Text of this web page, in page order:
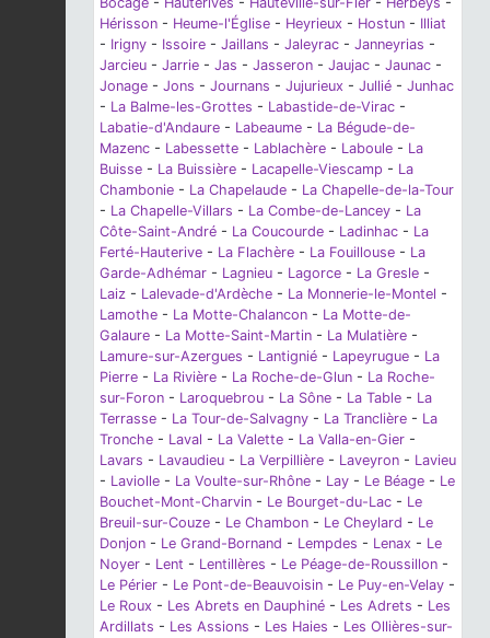
Hérisson - Heume-l'Église - Heyrieux - Hostun - Illiat
- Irigny - Issoire - Jaillans - Jaleyrac - Janneyrias -
Jarcieu - Jarrie - Jas - Jasseron - Jaujac - Jaunac -
Jonage - Jons - Journans - Jujurieux - Jullié - Junhac
- La Balme-les-Grottes - Labastide-de-Virac -
Labatie-d'Andaure - Labeaume - La Bégude-de-
Mazenc - Labessette - Lablachère - Laboule - La
Buisse - La Buissière - Lacapelle-Viescamp - La
Chambonie - La Chapelaude - La Chapelle-de-la-Tour
- La Chapelle-Villars - La Combe-de-Lancey - La
Côte-Saint-André - La Coucourde - Ladinhac - La
Ferté-Hauterive - La Flachère - La Fouillouse - La
Garde-Adhémar - Lagnieu - Lagorce - La Gresle -
Laiz - Lalevade-d'Ardèche - La Monnerie-le-Montel -
Lamothe - La Motte-Chalancon - La Motte-de-
Galaure - La Motte-Saint-Martin - La Mulatière -
Lamure-sur-Azergues - Lantignié - Lapeyrugue - La
Pierre - La Rivière - La Roche-de-Glun - La Roche-
sur-Foron - Laroquebrou - La Sône - La Table - La
Terrasse - La Tour-de-Salvagny - La Tranclière - La
Tronche - Laval - La Valette - La Valla-en-Gier -
Lavars - Lavaudieu - La Verpillière - Laveyron - Lavieu
- Laviolle - La Voulte-sur-Rhône - Lay - Le Béage - Le
Bouchet-Mont-Charvin - Le Bourget-du-Lac - Le
Breuil-sur-Couze - Le Chambon - Le Cheylard - Le
Donjon - Le Grand-Bornand - Lempdes - Lenax - Le
Noyer - Lent - Lentillères - Le Péage-de-Roussillon -
Le Périer - Le Pont-de-Beauvoisin - Le Puy-en-Velay -
Le Roux - Les Abrets en Dauphiné - Les Adrets - Les
Ardillats - Les Assions - Les Haies - Les Ollières-sur-